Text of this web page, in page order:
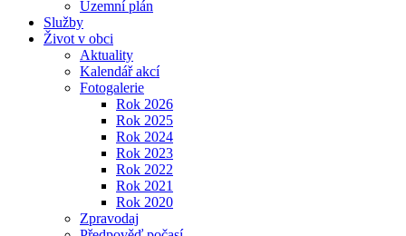
Územní plán
Služby
Život v obci
Aktuality
Kalendář akcí
Fotogalerie
Rok 2026
Rok 2025
Rok 2024
Rok 2023
Rok 2022
Rok 2021
Rok 2020
Zpravodaj